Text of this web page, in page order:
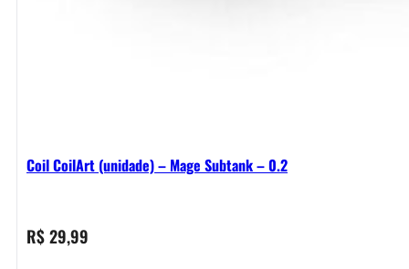
Coil CoilArt (unidade) – Mage Subtank – 0.2
R$29,99